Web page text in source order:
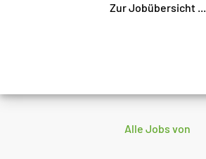
Zur Jobübersicht ...
Alle Jobs von